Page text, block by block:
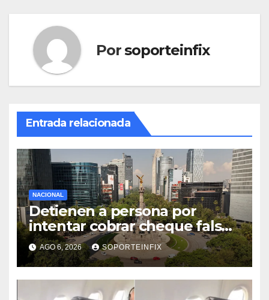
Porsoporteinfix
Entrada relacionada
NACIONAL
Detienen a persona por
intentar cobrar cheque falso
de 420,000 pesos en CDMX
AGO 6, 2026 SOPORTEINFIX